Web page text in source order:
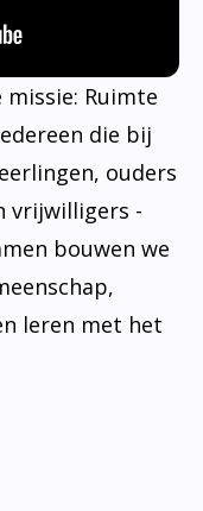
missie: Ruimte
die bij
ouders
vrijwilligers -
bouwen we
leren met het